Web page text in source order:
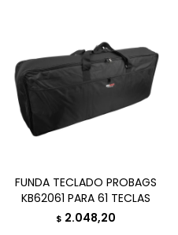
FUNDA TECLADO PROBAGS
KB62061 PARA 61 TECLAS
$ 2.048,20